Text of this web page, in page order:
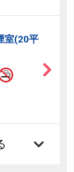
室(20平